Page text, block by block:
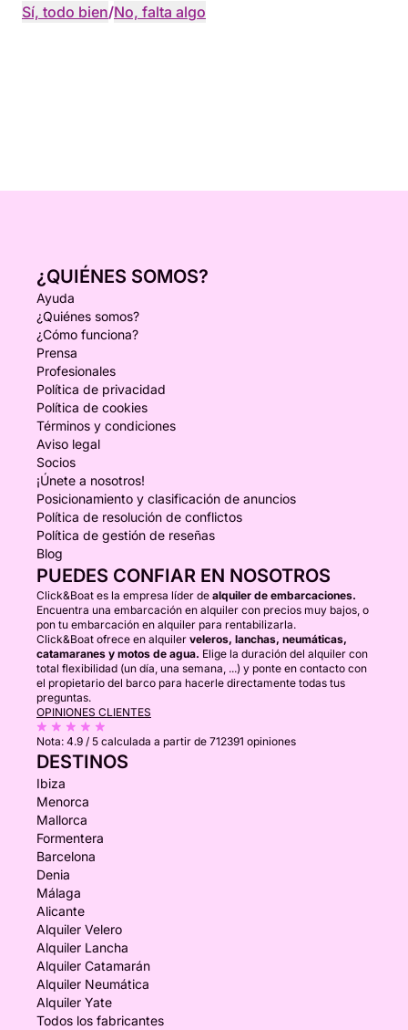
Sí, todo bien/No, falta algo
¿QUIÉNES SOMOS?
Ayuda
¿Quiénes somos?
¿Cómo funciona?
Prensa
Profesionales
Política de privacidad
Política de cookies
Términos y condiciones
Aviso legal
Socios
¡Únete a nosotros!
Posicionamiento y clasificación de anuncios
Política de resolución de conflictos
Política de gestión de reseñas
Blog
PUEDES CONFIAR EN NOSOTROS
Click&Boat es la empresa líder de alquiler de embarcaciones.
Encuentra una embarcación en alquiler con precios muy bajos, o
pon tu embarcación en alquiler para rentabilizarla.
Click&Boat ofrece en alquiler veleros, lanchas, neumáticas,
catamaranes y motos de agua. Elige la duración del alquiler con
total flexibilidad (un día, una semana, ...) y ponte en contacto con
el propietario del barco para hacerle directamente todas tus
preguntas.
OPINIONES CLIENTES
Nota: 4.9 / 5 calculada a partir de 712391 opiniones
DESTINOS
Ibiza
Menorca
Mallorca
Formentera
Barcelona
Denia
Málaga
Alicante
Alquiler Velero
Alquiler Lancha
Alquiler Catamarán
Alquiler Neumática
Alquiler Yate
Todos los fabricantes